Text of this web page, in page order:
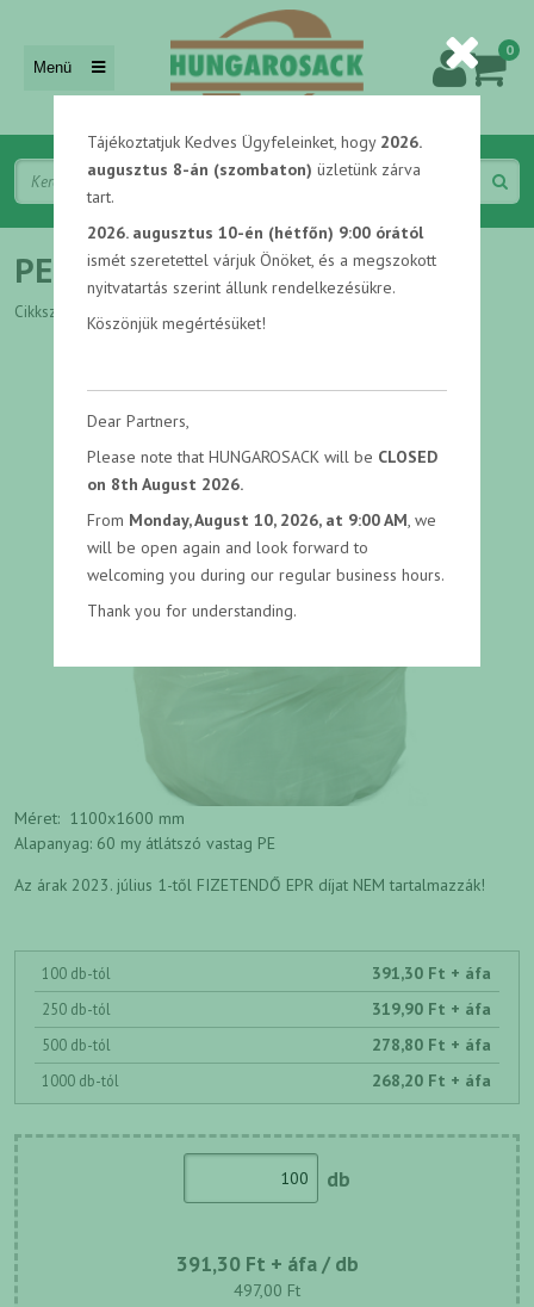
Menü
0
PE zsák 1100x1600x0,06 mm
Cikkszám: C570
Méret: 1100x1600 mm
Alapanyag: 60 my átlátszó vastag PE
Az árak 2023. július 1-től FIZETENDŐ EPR díjat NEM tartalmazzák!
100 db-tól 391,30 Ft + áfa
250 db-tól 319,90 Ft + áfa
500 db-tól 278,80 Ft + áfa
1000 db-tól 268,20 Ft + áfa
db
391,30 Ft + áfa / db
497,00 Ft
Tájékoztatjuk Kedves Ügyfeleinket, hogy 2026.
augusztus 8-án (szombaton) üzletünk zárva
tart.
2026. augusztus 10-én (hétfőn) 9:00 órától
ismét szeretettel várjuk Önöket, és a megszokott
nyitvatartás szerint állunk rendelkezésükre.
Köszönjük megértésüket!
Dear Partners,
Please note that HUNGAROSACK will be CLOSED
on 8th August 2026.
From Monday, August 10, 2026, at 9:00 AM, we
will be open again and look forward to
welcoming you during our regular business hours.
Thank you for understanding.